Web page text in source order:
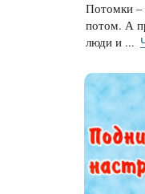
Потомки –
потом. А
люди и ...